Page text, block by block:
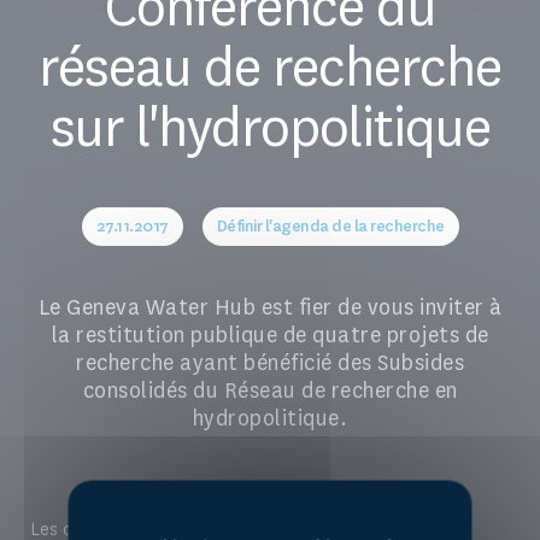
réseau de recherche
sur l'hydropolitique
27.11.2017 Définir l'agenda de la recherche
Le Geneva Water Hub est fier de vous inviter à
la restitution publique de quatre projets de
recherche ayant bénéficié des Subsides
consolidés du Réseau de recherche en
hydropolitique.
Les quatre chercheurs représentant les